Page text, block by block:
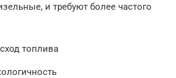
и требуют более частого
топлива